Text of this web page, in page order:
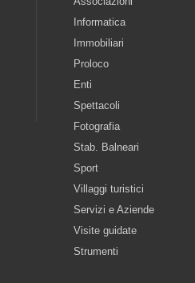
Informatica
Immobiliari
Proloco
Enti
Spettacoli
Fotografia
Stab. Balneari
Sport
Villaggi turistici
Servizi e Aziende
Visite guidate
Strumenti